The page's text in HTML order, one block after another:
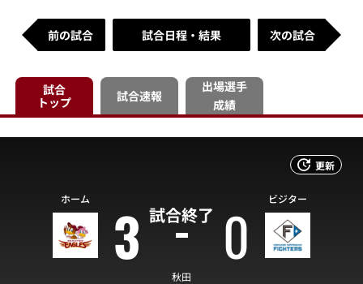
前の試合 試合日程・結果 次の試合
試合
トップ
試合速報
出場選手
成績
更新
試合終了
ホーム 3 0 ビジター
秋田